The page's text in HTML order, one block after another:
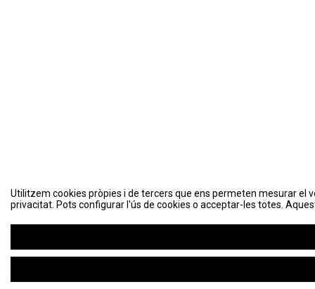
Utilitzem cookies pròpies i de tercers que ens permeten mesurar el
privacitat. Pots configurar l'ús de cookies o acceptar-les totes.
Utilitzem cookies pròpies i de tercers que ens permeten mesurar el
privacitat. Pots configurar l'ús de cookies o acceptar-les totes.